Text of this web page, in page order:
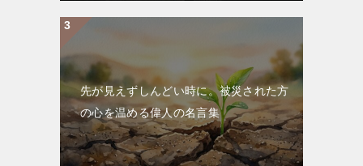
先が見えずしんどい時に。被災された方
の心を温める偉人の名言集